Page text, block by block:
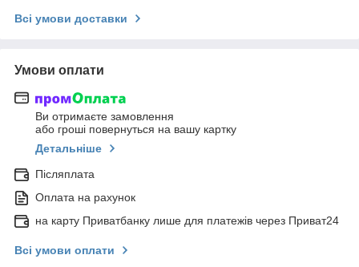
Всі умови доставки
Умови оплати
Ви отримаєте замовлення
або гроші повернуться на вашу картку
Детальніше
Післяплата
Оплата на рахунок
на карту Приватбанку лише для платежів через Приват24
Всі умови оплати